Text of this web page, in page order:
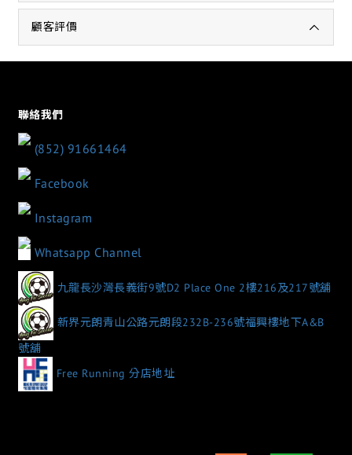
顧客評價
聯絡我們
(852) 91661464
Facebook
Instagram
Whatsapp Channel
九龍長沙灣長義街9號D2 Place One 2樓216及217號舖
新界元朗青山公路元朗段232B-236號福興樓地下A&B
號舖
Free Running 分店地址